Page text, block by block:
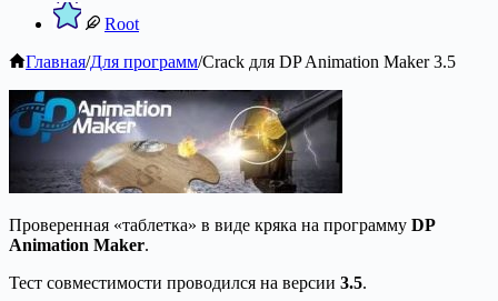
Root
Главная/Для программ/Crack для DP Animation Maker 3.5
Проверенная «таблетка» в виде кряка на программу DP
Animation Maker.
Тест совместимости проводился на версии 3.5.